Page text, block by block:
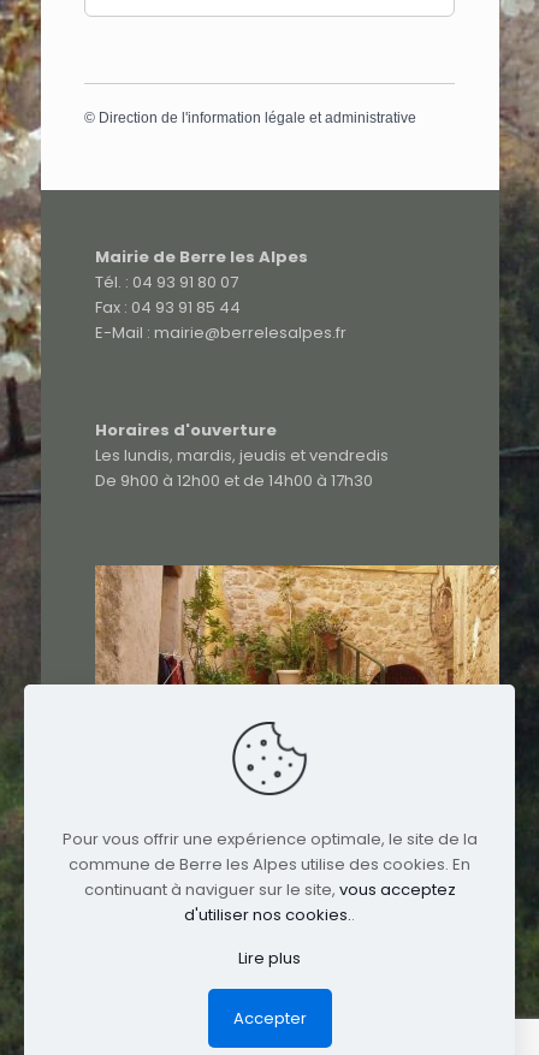
© Direction de l'information légale et administrative
Mairie de Berre les Alpes
Tél. : 04 93 91 80 07
Fax : 04 93 91 85 44
E-Mail : mairie@berrelesalpes.fr
Horaires d'ouverture
Les lundis, mardis, jeudis et vendredis
De 9h00 à 12h00 et de 14h00 à 17h30
© 2017 Berre-les-Alpes. All Rights Reserved.
Mentions légales
Pour vous offrir une expérience optimale, le site de la
commune de Berre les Alpes utilise des cookies. En
continuant à naviguer sur le site, vous acceptez
d'utiliser nos cookies..
Lire plus
Accepter